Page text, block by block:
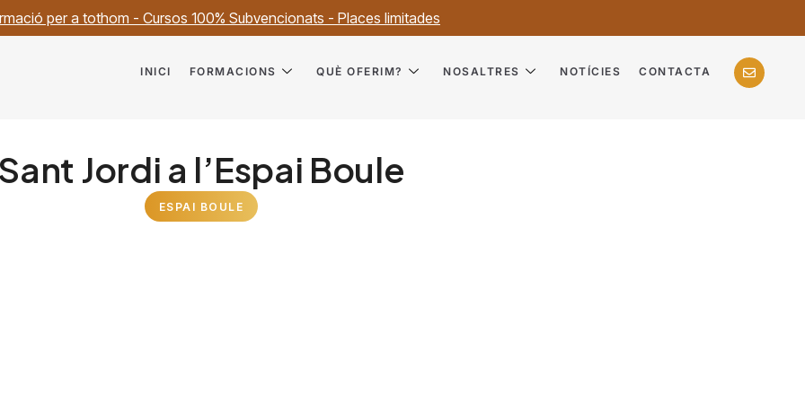
per a tothom - Cursos 100% Subvencionats - Places limitades
INICI FORMACIONS QUÈ OFERIM? NOSALTRES NOTÍCIES CONTACTA
Jordi a l’Espai Boule
ESPAI BOULE